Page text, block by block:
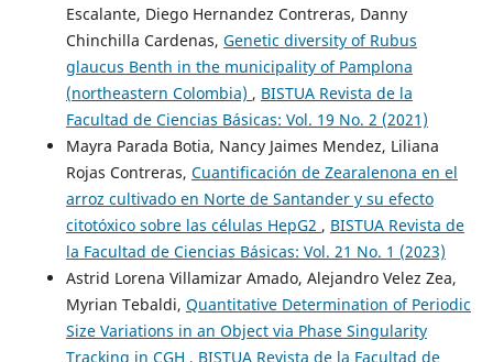
Escalante, Diego Hernandez Contreras, Danny
Chinchilla Cardenas, Genetic diversity of Rubus
glaucus Benth in the municipality of Pamplona
(northeastern Colombia) , BISTUA Revista de la
Facultad de Ciencias Básicas: Vol. 19 No. 2 (2021)
Mayra Parada Botia, Nancy Jaimes Mendez, Liliana
Rojas Contreras, Cuantificación de Zearalenona en el
arroz cultivado en Norte de Santander y su efecto
citotóxico sobre las células HepG2 , BISTUA Revista de
la Facultad de Ciencias Básicas: Vol. 21 No. 1 (2023)
Astrid Lorena Villamizar Amado, Alejandro Velez Zea,
Myrian Tebaldi, Quantitative Determination of Periodic
Size Variations in an Object via Phase Singularity
Tracking in CGH , BISTUA Revista de la Facultad de